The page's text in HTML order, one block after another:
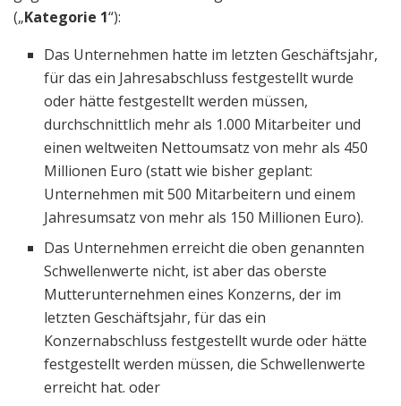
(„Kategorie 1“):
Das Unternehmen hatte im letzten Geschäftsjahr,
für das ein Jahresabschluss festgestellt wurde
oder hätte festgestellt werden müssen,
durchschnittlich mehr als 1.000 Mitarbeiter und
einen weltweiten Nettoumsatz von mehr als 450
Millionen Euro (statt wie bisher geplant:
Unternehmen mit 500 Mitarbeitern und einem
Jahresumsatz von mehr als 150 Millionen Euro).
Das Unternehmen erreicht die oben genannten
Schwellenwerte nicht, ist aber das oberste
Mutterunternehmen eines Konzerns, der im
letzten Geschäftsjahr, für das ein
Konzernabschluss festgestellt wurde oder hätte
festgestellt werden müssen, die Schwellenwerte
erreicht hat. oder